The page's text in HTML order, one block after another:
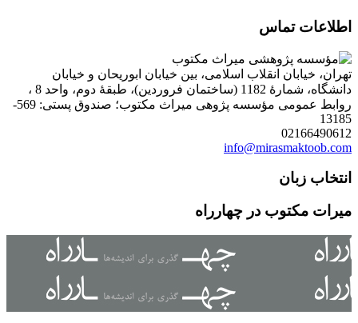
اطلاعات تماس
تهران، خیابان انقلاب اسلامی، بین خیابان ابوریحان و خیابان
دانشگاه، شمارۀ 1182 (ساختمان فروردین)، طبقۀ دوم، واحد 8 ،
روابط عمومی مؤسسه پژوهی میراث مکتوب؛ صندوق پستی: 569-
13185
02166490612
info@mirasmaktoob.com
انتخاب زبان
میرات مکتوب در چهارراه